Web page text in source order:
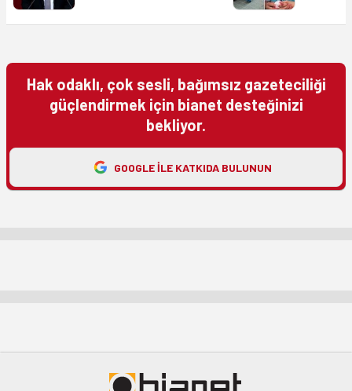
Hak odaklı, çok sesli, bağımsız gazeteciliği
güçlendirmek için bianet desteğinizi
bekliyor.
GOOGLE ILE KATKIDA BULUNUN